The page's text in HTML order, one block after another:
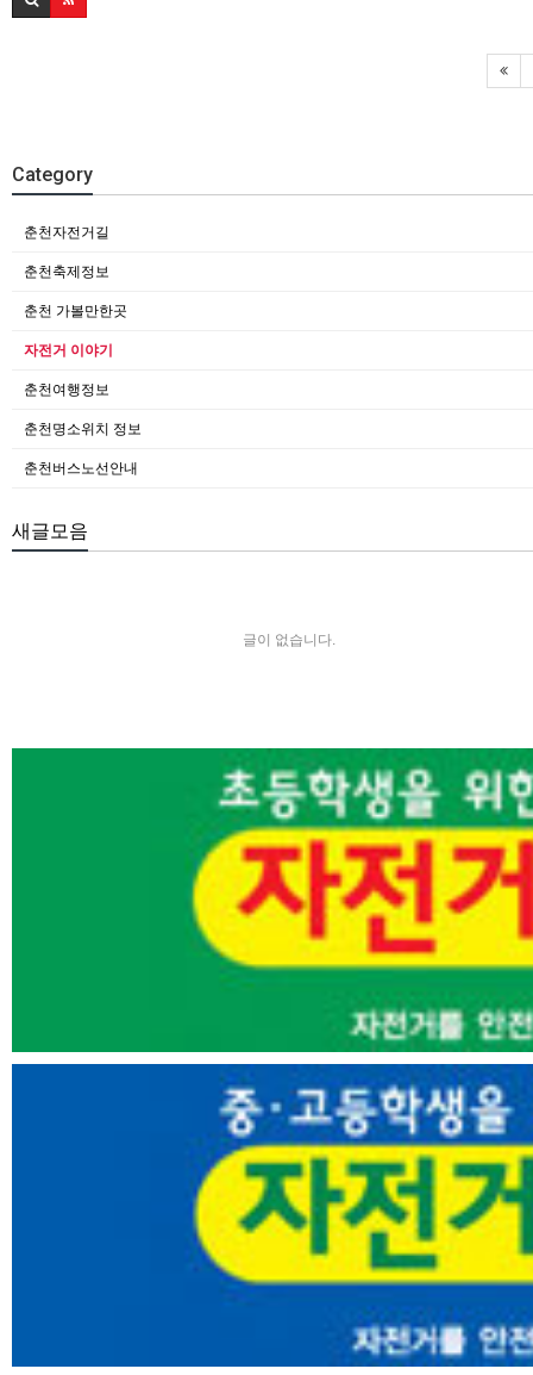
Category
춘천자전거길
춘천축제정보
춘천 가볼만한곳
자전거 이야기
춘천여행정보
춘천명소위치 정보
춘천버스노선안내
새글모음
글이 없습니다.